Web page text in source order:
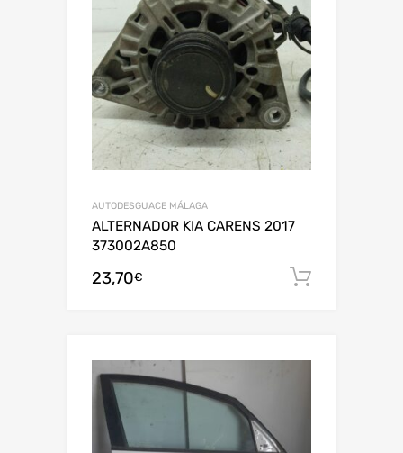
AUTODESGUACE MÁLAGA
ALTERNADOR KIA CARENS 2017
373002A850
23,70€